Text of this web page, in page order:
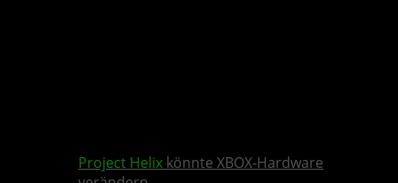
Project Helix könnte XBOX-Hardware